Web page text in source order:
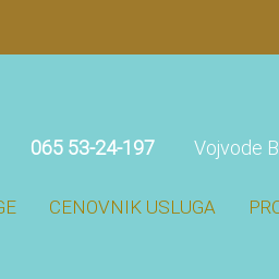
065 53-24-197 Vojvode
CENOVNIK USLUGA